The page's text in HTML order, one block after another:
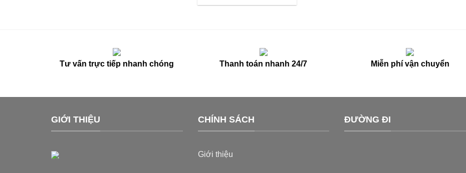
Tư vấn trực tiếp nhanh chóng Thanh toán nhanh 24/7 Miễn phí vận chuyển
GIỚI THIỆU CHÍNH SÁCH
Giới thiệu
ĐƯỜNG ĐI